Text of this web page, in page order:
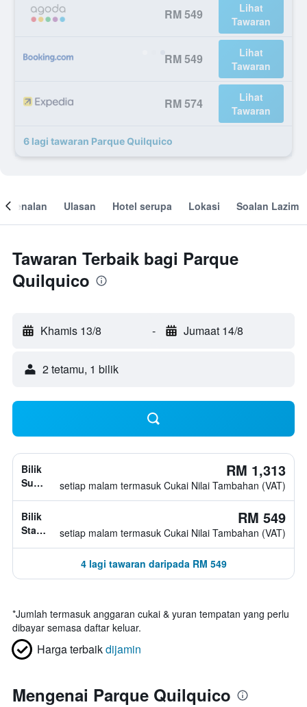
RM 549
Lihat
Tawaran
RM 549
Lihat
Tawaran
RM 574
Lihat
Tawaran
6 lagi tawaran Parque Quilquico
Ulasan Hotel serupa Lokasi Soalan Lazim
Tawaran Terbaik bagi Parque
Quilquico
Khamis 13/8 - Jumaat 14/8
2 tetamu, 1 bilik
Bilik
Superior,
katil
tidak
diketahui
RM 1,313
setiap malam termasuk Cukai Nilai Tambahan (VAT)
Bilik
Standard,
RM 549
setiap malam termasuk Cukai Nilai Tambahan (VAT)
4 lagi tawaran daripada RM 549
*Jumlah termasuk anggaran cukai & yuran tempatan yang perlu
dibayar semasa daftar keluar.
Harga terbaikdijamin
Mengenai Parque Quilquico